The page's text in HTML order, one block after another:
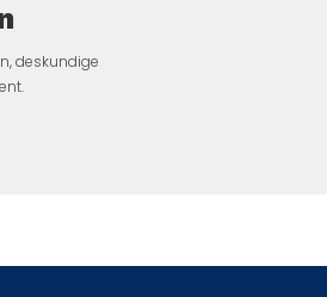
deskundige